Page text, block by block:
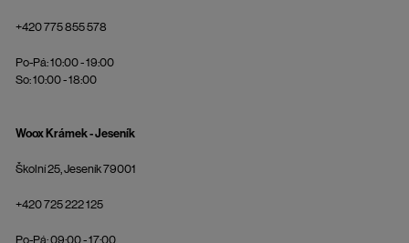
+420 775 855 578
Po-Pá: 10:00 - 19:00
So: 10:00 - 18:00
Woox Krámek - Jeseník
Školní 25, Jeseník 79001
+420 725 222 125
Po-Pá: 09:00 - 17:00